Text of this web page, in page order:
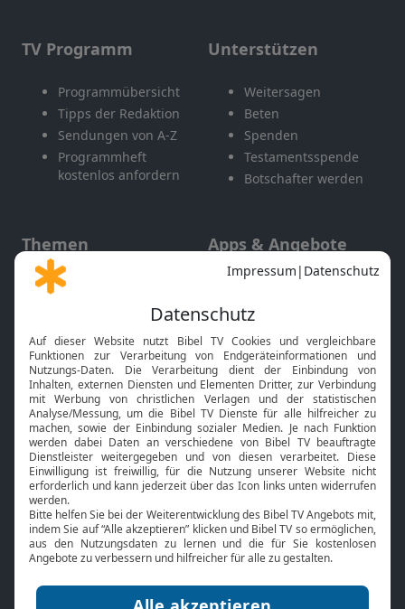
TV Programm
Programmübersicht
Tipps der Redaktion
Sendungen von A-Z
Programmheft
kostenlos anfordern
Unterstützen
Weitersagen
Beten
Spenden
Testamentsspende
Botschafter werden
Themen
Gott und Bibel erklärt
Neuigkeiten
Apps & Angebote
Mobile App
Smart TV
HbbTV
Bibelthek Online-Bibel
Nächster Gottesdienst
Bibel TV
Über uns
Jobs
Mediadaten
Service
Kontakt
TV-Empfang